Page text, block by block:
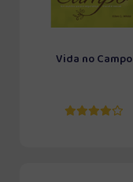
Vida no Campo